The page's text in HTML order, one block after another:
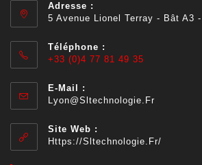
Adresse :
5 Avenue Lionel Terray - Bât A3
Téléphone :
+33 (0)4 77 81 49 35
E-Mail :
Lyon@sltechnologie.fr
Site Web :
Https://sltechnologie.fr/